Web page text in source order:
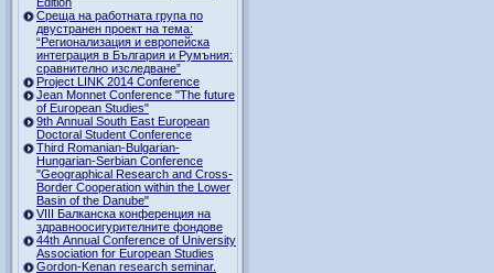
Среща на работната група по
двустранен проект на тема:
“Регионализация и европейска
интеграция в България и Румъния:
сравнително изследване”
Project LINK 2014 Conference
Jean Monnet Conference "The future
of European Studies"
9th Annual South East European
Doctoral Student Conference
Third Romanian-Bulgarian-
Hungarian-Serbian Conference
"Geographical Research and Cross-
Border Cooperation within the Lower
Basin of the Danube"
VIII Балканска конференция на
здравноосигурителните фондове
44th Annual Conference of University
Association for European Studies
Gordon-Kenan research seminar.